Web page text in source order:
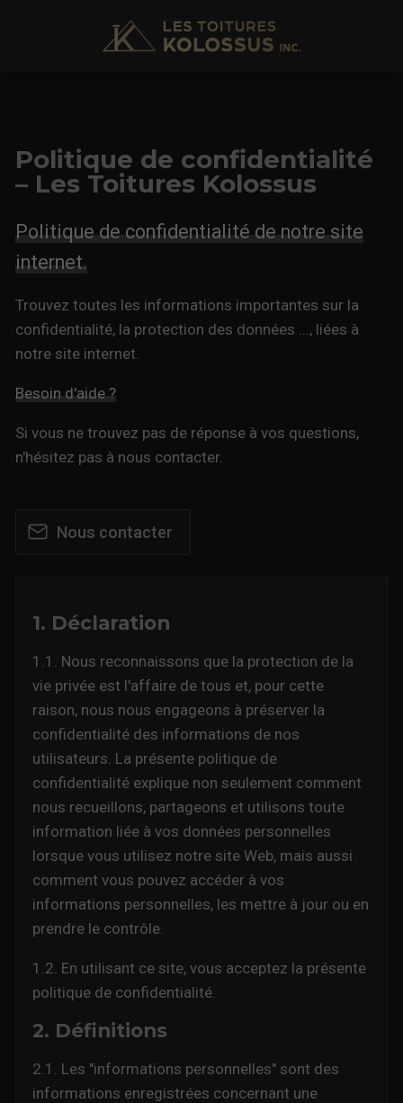
Politique de confidentialité
– Les Toitures Kolossus
Politique de confidentialité de notre site
internet.
Trouvez toutes les informations importantes sur la
confidentialité, la protection des données ..., liées à
notre site internet.
Besoin d'aide ?
Si vous ne trouvez pas de réponse à vos questions,
n'hésitez pas à nous contacter.
Nous contacter
1. Déclaration
1.1. Nous reconnaissons que la protection de la
vie privée est l'affaire de tous et, pour cette
raison, nous nous engageons à préserver la
confidentialité des informations de nos
utilisateurs. La présente politique de
confidentialité explique non seulement comment
nous recueillons, partageons et utilisons toute
information liée à vos données personnelles
lorsque vous utilisez notre site Web, mais aussi
comment vous pouvez accéder à vos
informations personnelles, les mettre à jour ou en
prendre le contrôle.
1.2. En utilisant ce site, vous acceptez la présente
politique de confidentialité.
2. Définitions
2.1. Les "informations personnelles" sont des
informations enregistrées concernant une